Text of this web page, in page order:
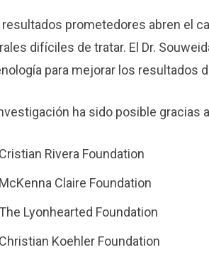
prometedores abren el
difíciles de tratar. El Dr.
para mejorar los resultados
ha sido posible gracias
Cristian Rivera Foundation
McKenna Claire Foundation
The Lyonhearted Foundation
Christian Koehler Foundation